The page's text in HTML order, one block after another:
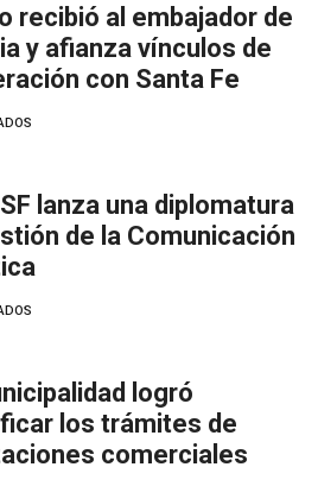
recibió al embajador de
y afianza vínculos de
con Santa Fe
lanza una diplomatura
de la Comunicación
logró
los trámites de
comerciales